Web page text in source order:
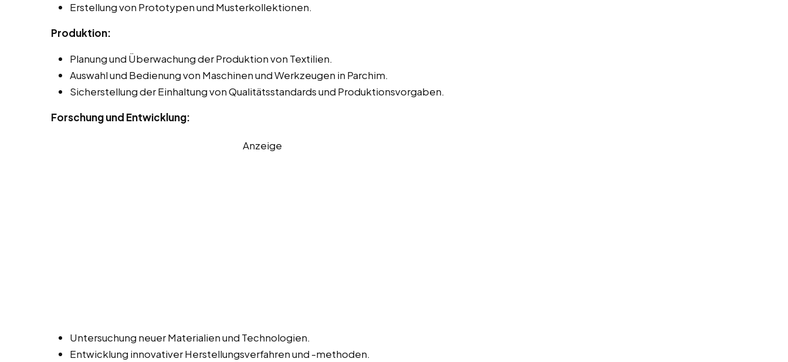
Erstellung von Prototypen und Musterkollektionen.
Produktion:
Planung und Überwachung der Produktion von Textilien.
Auswahl und Bedienung von Maschinen und Werkzeugen in Parchim.
Sicherstellung der Einhaltung von Qualitätsstandards und Produktionsvorgaben.
Forschung und Entwicklung:
Anzeige
Untersuchung neuer Materialien und Technologien.
Entwicklung innovativer Herstellungsverfahren und -methoden.